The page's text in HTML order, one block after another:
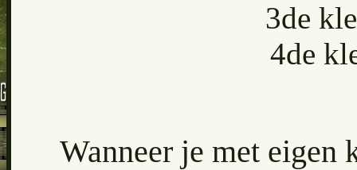
3de
4de
Wanneer je met eigen